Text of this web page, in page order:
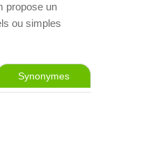
propose un
ou simples
Synonymes